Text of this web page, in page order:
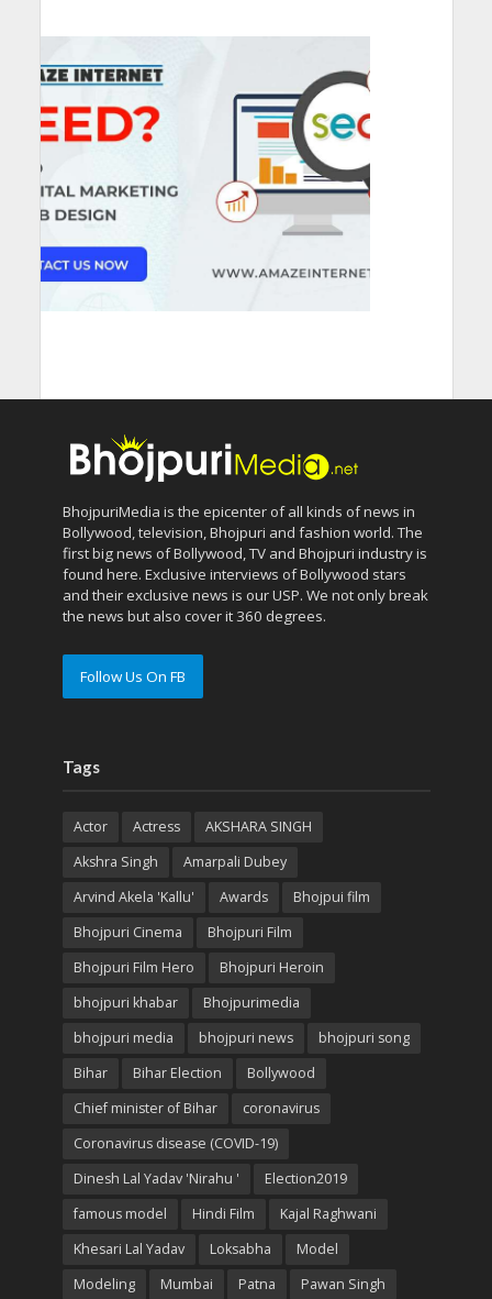
BhojpuriMedia is the epicenter of all kinds of news in
Bollywood, television, Bhojpuri and fashion world. The
first big news of Bollywood, TV and Bhojpuri industry is
found here. Exclusive interviews of Bollywood stars
and their exclusive news is our USP. We not only break
the news but also cover it 360 degrees.
Follow Us On FB
Tags
Actor Actress
AKSHARA SINGH
Akshra Singh
Amarpali Dubey
Arvind Akela 'Kallu'
Awards
Bhojpui film
Bhojpuri Cinema
Bhojpuri Film
Bhojpuri Film Hero
Bhojpuri Heroin
bhojpuri khabar
Bhojpurimedia
bhojpuri media
bhojpuri news
bhojpuri song
Bihar
Bihar Election
Bollywood
Chief minister of Bihar
coronavirus
Coronavirus disease (COVID-19)
Dinesh Lal Yadav 'Nirahu '
Election2019
famous model
Hindi Film
Kajal Raghwani
Khesari Lal Yadav
Loksabha
Model
Modeling
Mumbai Patna Pawan Singh